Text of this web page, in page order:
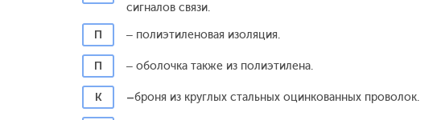
сигналов связи.
П
– полиэтиленовая изоляция.
П – оболочка также из полиэтилена.
К –броня из круглых стальных оцинкованных проволок.